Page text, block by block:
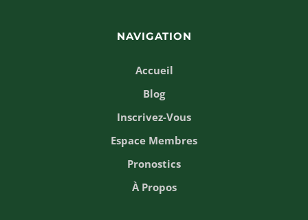
NAVIGATION
Accueil
Blog
Inscrivez-Vous
Espace Membres
Pronostics
À Propos